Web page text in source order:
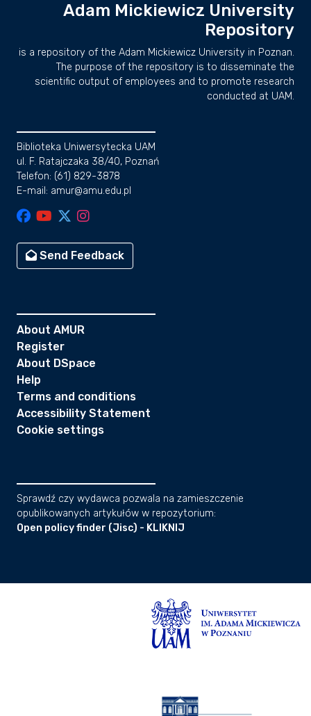
Adam Mickiewicz University
Repository
is a repository of the Adam Mickiewicz University in Poznan.
The purpose of the repository is to disseminate the
scientific output of employees and to promote research
conducted at UAM.
Biblioteka Uniwersytecka UAM
ul. F. Ratajczaka 38/40, Poznań
Telefon: (61) 829-3878
E-mail: amur@amu.edu.pl
Send Feedback
About AMUR
Register
About DSpace
Help
Terms and conditions
Accessibility Statement
Cookie settings
Sprawdź czy wydawca pozwala na zamieszczenie
opublikowanych artykułów w repozytorium:
Open policy finder (Jisc) - KLIKNIJ